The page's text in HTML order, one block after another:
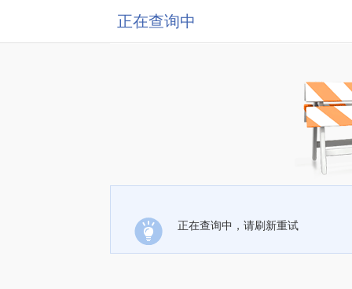
正在查询中
正在查询中，请刷新重试